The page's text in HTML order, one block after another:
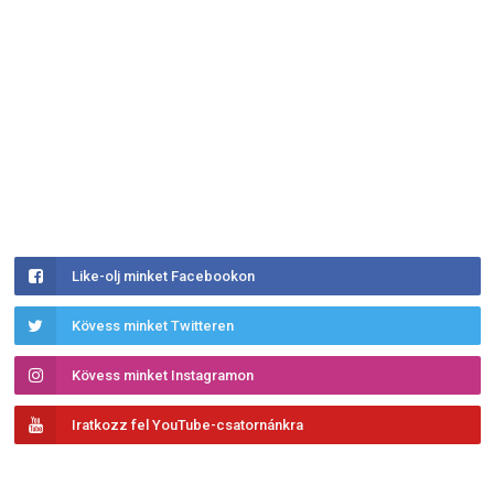
Like-olj minket Facebookon
Kövess minket Twitteren
Kövess minket Instagramon
Iratkozz fel YouTube-csatornánkra